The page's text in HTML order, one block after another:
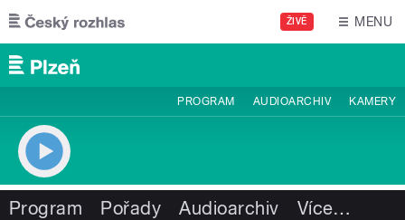
Přejít k hlavnímu obsahu
ŽIVĚ MENU
PROGRAM AUDIOARCHIV KAMERY
Program Pořady Audioarchiv Více…